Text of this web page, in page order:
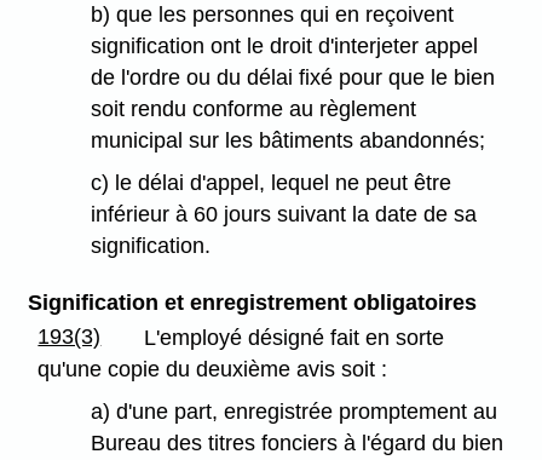
b) que les personnes qui en reçoivent
signification ont le droit d'interjeter appel
de l'ordre ou du délai fixé pour que le bien
soit rendu conforme au règlement
municipal sur les bâtiments abandonnés;
c) le délai d'appel, lequel ne peut être
inférieur à 60 jours suivant la date de sa
signification.
Signification et enregistrement obligatoires
193(3)
L'employé désigné fait en sorte
qu'une copie du deuxième avis soit :
a) d'une part, enregistrée promptement au
Bureau des titres fonciers à l'égard du bien